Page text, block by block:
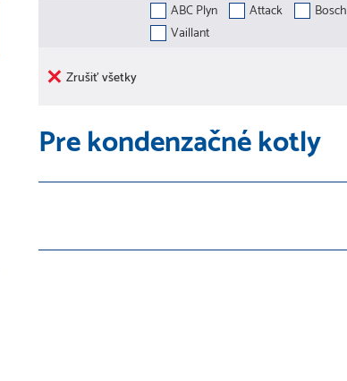
ABC Plyn Attack Bosch
Vaillant
Zrušiť všetky
Pre kondenzačné kotly